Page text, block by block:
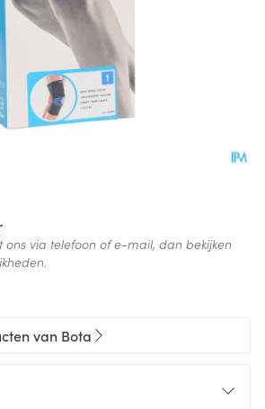
via telefoon of e-mail, dan bekijken
van Bota